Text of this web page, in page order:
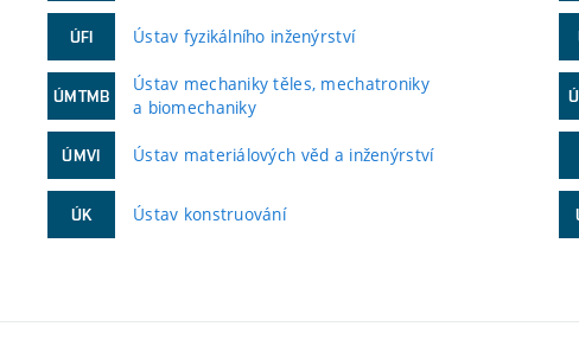
ÚFI Ústav fyzikálního inženýrství
ÚMTMB
Ústav mechaniky těles, mechatroniky
a biomechaniky
ÚMVI Ústav materiálových věd a inženýrství
ÚK Ústav konstruování